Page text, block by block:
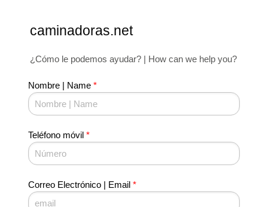
caminadoras.net
¿Cómo le podemos ayudar? | How can we help you?
Nombre | Name *
Teléfono móvil *
Correo Electrónico | Email *